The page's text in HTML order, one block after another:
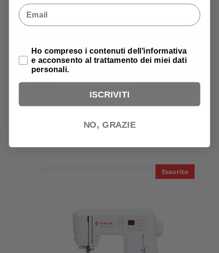
Esaurito
Email
Privacy Policy
Ho compreso i contenuti dell'informativa
e acconsento al trattamento dei miei dati
personali.
ISCRIVITI
NO, GRAZIE